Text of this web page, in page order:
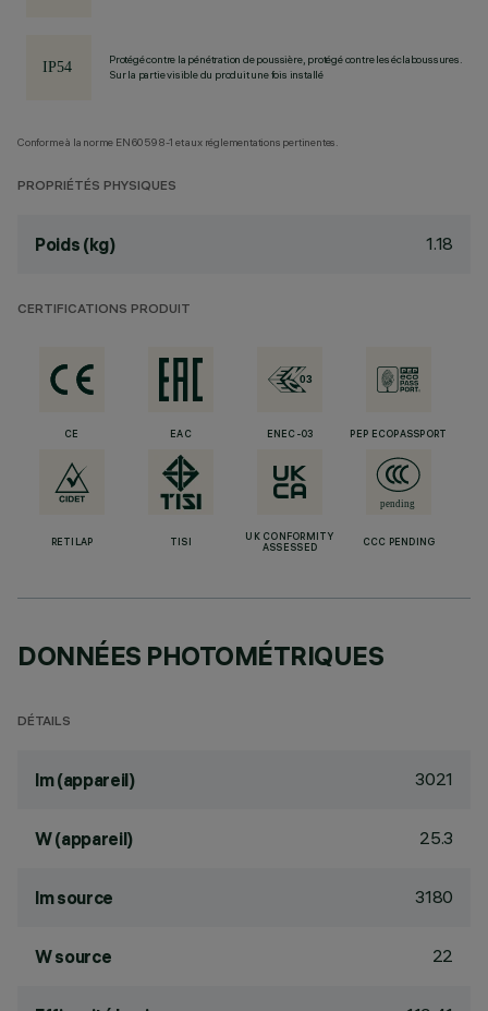
Protégé contre la pénétration de poussière, protégé contre les éclaboussures.
Sur la partie visible du produit une fois installé
Conforme à la norme EN60598-1 et aux réglementations pertinentes.
PROPRIÉTÉS PHYSIQUES
Poids (kg) 1.18
CERTIFICATIONS PRODUIT
CE EAC ENEC-03 PEP ECOPASSPORT
RETILAP TISI
UK CONFORMITY
ASSESSED
CCC PENDING
DONNÉES PHOTOMÉTRIQUES
DÉTAILS
lm (appareil) 3021
W (appareil) 25.3
lm source 3180
W source 22